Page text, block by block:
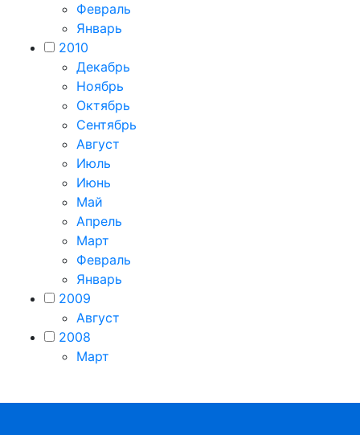
Февраль
Январь
2010
Декабрь
Ноябрь
Октябрь
Сентябрь
Август
Июль
Июнь
Май
Апрель
Март
Февраль
Январь
2009
Август
2008
Март